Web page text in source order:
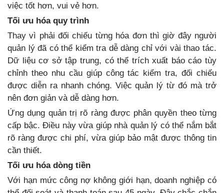
việc tốt hơn, vui vẻ hơn.
Tối ưu hóa quy trình
Thay vì phải đối chiếu từng hóa đơn thì giờ đây người
quản lý đã có thể kiểm tra dễ dàng chỉ với vài thao tác.
Dữ liệu cơ sở tập trung, có thể trích xuất báo cáo tùy
chỉnh theo nhu cầu giúp công tác kiểm tra, đối chiếu
được diễn ra nhanh chóng. Việc quản lý từ đó mà trở
nên đơn giản và dễ dàng hơn.
Ứng dụng quản trị rõ ràng được phân quyền theo từng
cấp bậc. Điều này vừa giúp nhà quản lý có thể nắm bắt
rõ ràng được chi phí, vừa giúp bảo mật được thông tin
cần thiết.
Tối ưu hóa dòng tiền
Với hạn mức công nợ không giới hạn, doanh nghiệp có